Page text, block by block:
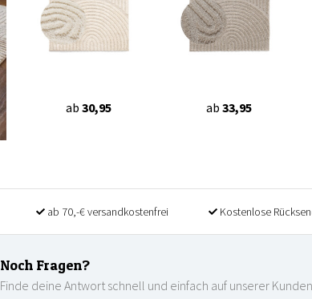
ab 30,95 ab 33,95
ab 70,-€ versandkostenfrei Kostenlose
Noch Fragen?
Finde deine Antwort schnell und einfach auf unserer